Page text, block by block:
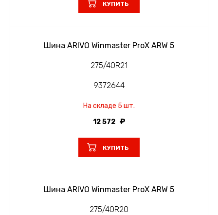
КУПИТЬ
Шина ARIVO Winmaster ProX ARW 5
275/40R21
9372644
На складе 5 шт.
12 572
КУПИТЬ
Шина ARIVO Winmaster ProX ARW 5
275/40R20